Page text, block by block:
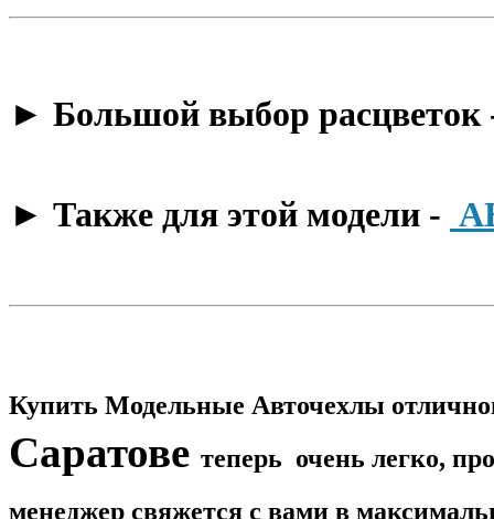
​► Большой выбор
​► Также для этой модели -
Купить Модельные Авточехлы
Саратове​ теперь очень легко,
менеджер свяжется с вами в